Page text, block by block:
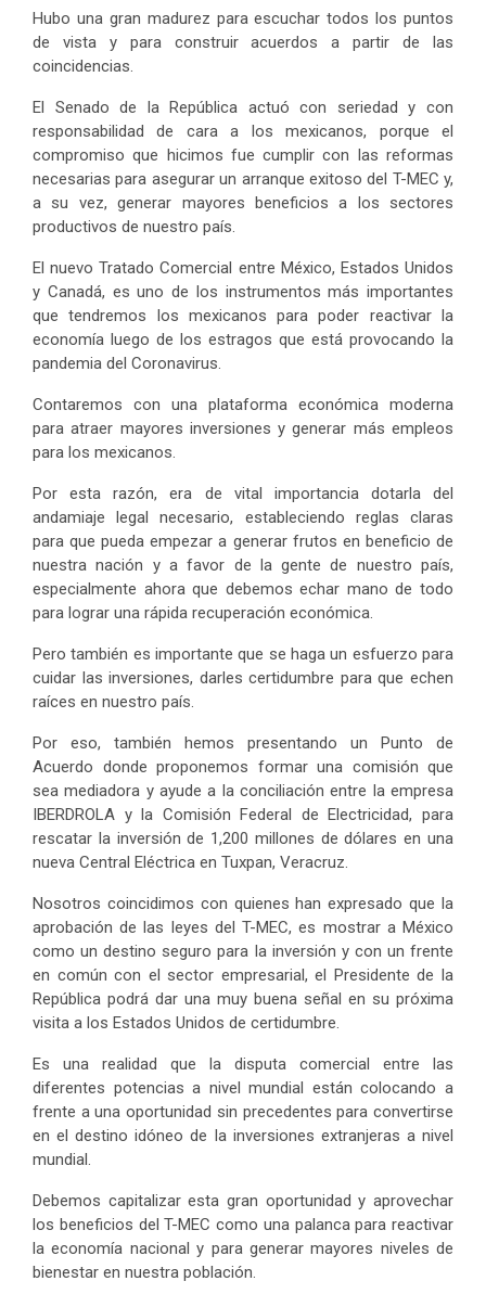
Hubo una gran madurez para escuchar todos los puntos
de vista y para construir acuerdos a partir de las
coincidencias.
El Senado de la República actuó con seriedad y con
responsabilidad de cara a los mexicanos, porque el
compromiso que hicimos fue cumplir con las reformas
necesarias para asegurar un arranque exitoso del T-MEC y,
a su vez, generar mayores beneficios a los sectores
productivos de nuestro país.
El nuevo Tratado Comercial entre México, Estados Unidos
y Canadá, es uno de los instrumentos más importantes
que tendremos los mexicanos para poder reactivar la
economía luego de los estragos que está provocando la
pandemia del Coronavirus.
Contaremos con una plataforma económica moderna
para atraer mayores inversiones y generar más empleos
para los mexicanos.
Por esta razón, era de vital importancia dotarla del
andamiaje legal necesario, estableciendo reglas claras
para que pueda empezar a generar frutos en beneficio de
nuestra nación y a favor de la gente de nuestro país,
especialmente ahora que debemos echar mano de todo
para lograr una rápida recuperación económica.
Pero también es importante que se haga un esfuerzo para
cuidar las inversiones, darles certidumbre para que echen
raíces en nuestro país.
Por eso, también hemos presentando un Punto de
Acuerdo donde proponemos formar una comisión que
sea mediadora y ayude a la conciliación entre la empresa
IBERDROLA y la Comisión Federal de Electricidad, para
rescatar la inversión de 1,200 millones de dólares en una
nueva Central Eléctrica en Tuxpan, Veracruz.
Nosotros coincidimos con quienes han expresado que la
aprobación de las leyes del T-MEC, es mostrar a México
como un destino seguro para la inversión y con un frente
en común con el sector empresarial, el Presidente de la
República podrá dar una muy buena señal en su próxima
visita a los Estados Unidos de certidumbre.
Es una realidad que la disputa comercial entre las
diferentes potencias a nivel mundial están colocando a
frente a una oportunidad sin precedentes para convertirse
en el destino idóneo de la inversiones extranjeras a nivel
mundial.
Debemos capitalizar esta gran oportunidad y aprovechar
los beneficios del T-MEC como una palanca para reactivar
la economía nacional y para generar mayores niveles de
bienestar en nuestra población.